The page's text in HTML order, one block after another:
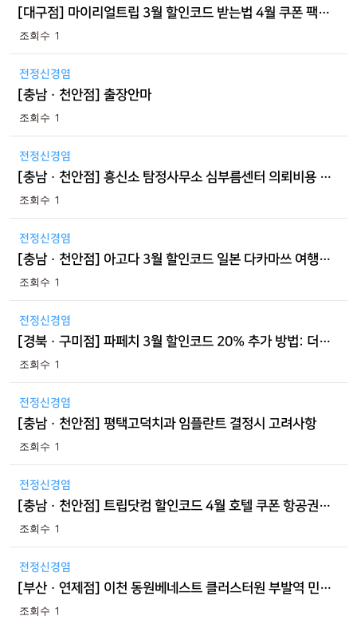
[대구점] 마이리얼트립 3월 할인코드 받는법 4월 쿠폰 팩 등록 방법 항공권!
1
전정신경염
[충남 · 천안점] 출장안마
1
전정신경염
[충남 · 천안점] 흥신소 탐정사무소 심부름센터 의뢰비용 방법 절차
1
전정신경염
[충남 · 천안점] 아고다 3월 할인코드 일본 다카마쓰 여행 호텔 예약 완료 일본 호텔 TIP
1
전정신경염
[경북 · 구미점] 파페치 3월 할인코드 20% 추가 방법: 더 로우 인디아 백 관부가세 포함가 정리
1
전정신경염
[충남 · 천안점] 평택고덕치과 임플란트 결정시 고려사항
1
전정신경염
[충남 · 천안점] 트립닷컴 할인코드 4월 호텔 쿠폰 항공권 후기 국내 일본 적용방법
1
전정신경염
[부산 · 연제점] 이천 동원베네스트 클러스터원 부발역 민간임대아파트 분양 정보 초지리 10년 살아보고 결정할 수 있는 모델하우…
1